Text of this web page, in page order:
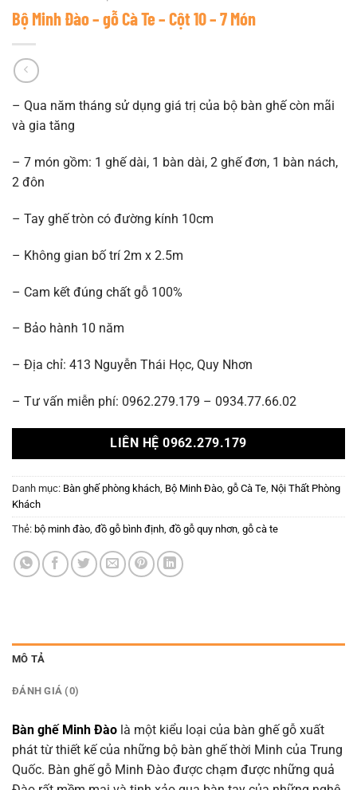
Bộ Minh Đào – gỗ Cà Te – Cột 10 – 7 Món
– Qua năm tháng sử dụng giá trị của bộ bàn ghế còn mãi
và gia tăng
– 7 món gồm: 1 ghế dài, 1 bàn dài, 2 ghế đơn, 1 bàn nách,
2 đôn
– Tay ghế tròn có đường kính 10cm
– Không gian bố trí 2m x 2.5m
– Cam kết đúng chất gỗ 100%
– Bảo hành 10 năm
– Địa chỉ: 413 Nguyễn Thái Học, Quy Nhơn
– Tư vấn miễn phí: 0962.279.179 – 0934.77.66.02
LIÊN HỆ 0962.279.179
Danh mục: Bàn ghế phòng khách Bộ Minh Đào gỗ Cà Te Nội Thất Phòng
Khách
Thẻ: bộ minh đào đồ gỗ bình định đồ gỗ quy nhơn gỗ cà te
MÔ TẢ
ĐÁNH GIÁ (0)
Bàn ghế Minh Đào là một kiểu loại của bàn ghế gỗ xuất
phát từ thiết kế của những bộ bàn ghế thời Minh của Trung
Quốc. Bàn ghế gỗ Minh Đào được chạm được những quả